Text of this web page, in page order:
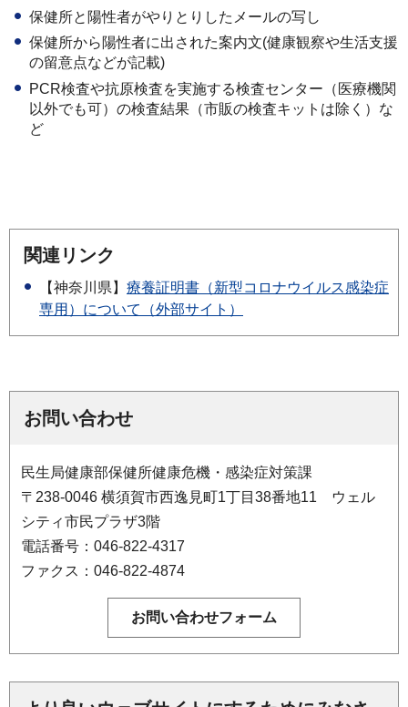
保健所と陽性者がやりとりしたメールの写し
保健所から陽性者に出された案内文(健康観察や生活支援
の留意点などが記載)
PCR検査や抗原検査を実施する検査センター（医療機関
以外でも可）の検査結果（市販の検査キットは除く）な
ど
関連リンク
【神奈川県】 療養証明書（新型コロナウイルス感染症
専用）について（外部サイト）
お問い合わせ
民生局健康部保健所健康危機・感染症対策課
〒238-0046 横須賀市西逸見町1丁目38番地11 ウェル
シティ市民プラザ3階
電話番号：046-822-4317
ファクス：046-822-4874